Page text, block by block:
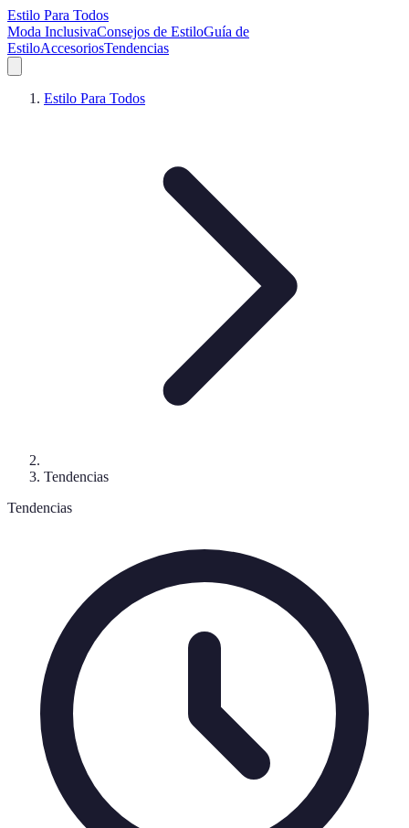
Estilo Para Todos
Moda InclusivaConsejos de EstiloGuía de
EstiloAccesoriosTendencias
Estilo Para Todos
Tendencias
Tendencias